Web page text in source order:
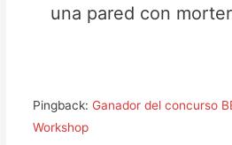
una pared con
Pingback: Ganador del concurso
Workshop